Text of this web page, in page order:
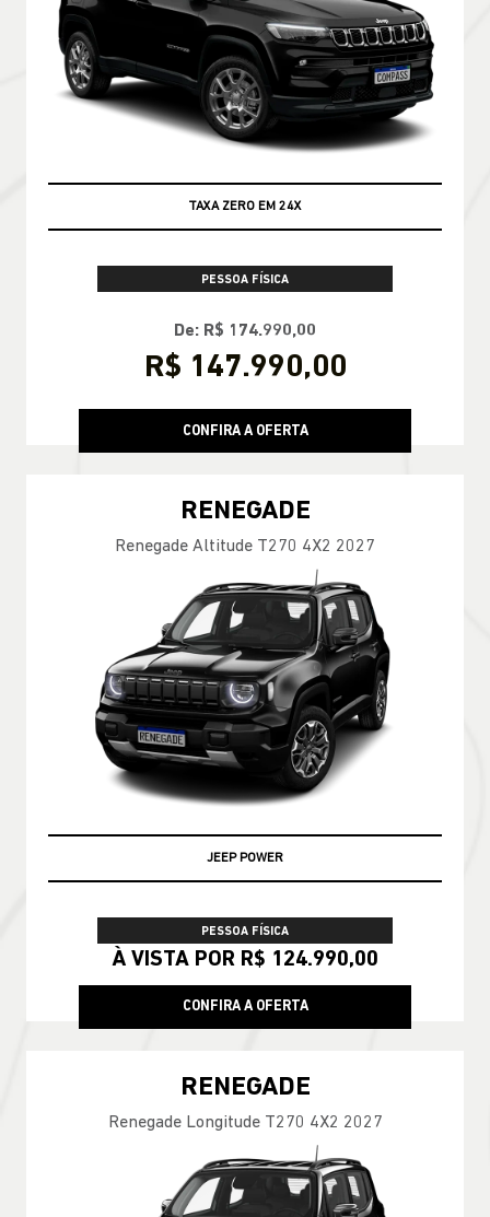
TAXA ZERO EM 24X
PESSOA FÍSICA
De: R$ 174.990,00
R$ 147.990,00
CONFIRA A OFERTA
RENEGADE
Renegade Altitude T270 4X2 2027
JEEP POWER
PESSOA FÍSICA
À VISTA POR R$ 124.990,00
CONFIRA A OFERTA
RENEGADE
Renegade Longitude T270 4X2 2027